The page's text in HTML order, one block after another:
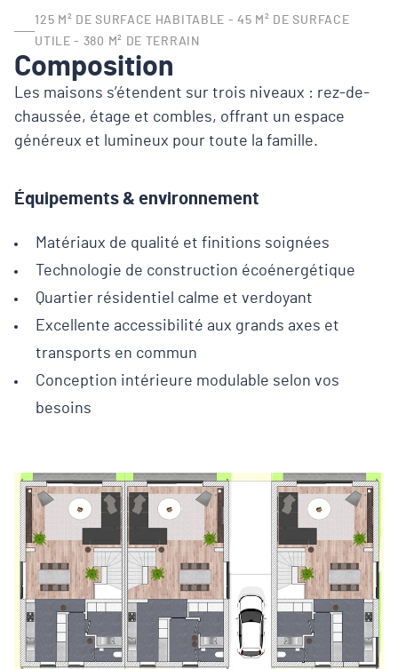
125 M² DE SURFACE HABITABLE - 45 M² DE SURFACE
UTILE - 380 M² DE TERRAIN
Composition
Les maisons s’étendent sur trois niveaux : rez-de-
chaussée, étage et combles, offrant un espace
généreux et lumineux pour toute la famille.
Équipements & environnement
Matériaux de qualité et finitions soignées
Technologie de construction écoénergétique
Quartier résidentiel calme et verdoyant
Excellente accessibilité aux grands axes et
transports en commun
Conception intérieure modulable selon vos
besoins